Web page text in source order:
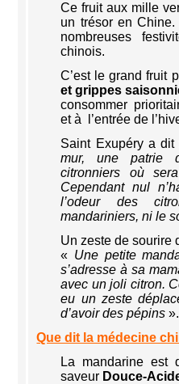
Ce fruit aux mille
un trésor en
nombreuses
chinois.
C’est le grand fruit
et grippes
consommer
et à l’entrée de
Saint Exupéry a dit
mur, une patrie
citronniers où
Cependant nul
l’odeur des
mandariniers, ni le
Un zeste de sourire
« Une petite
s’adresse à sa
avec un joli citron.
eu un zeste
d’avoir des pépins ».
Que dit la médecine
La mandarine est
saveur Douce-